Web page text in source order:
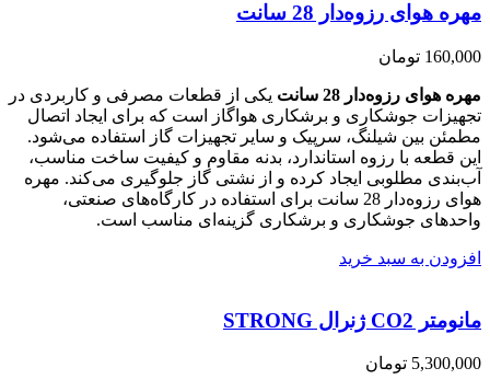
مهره هوای رزوه‌دار 28 سانت
160,000 تومان
مهره هوای رزوه‌دار 28 سانت
یکی از قطعات مصرفی و کاربردی در
تجهیزات جوشکاری و برشکاری هواگاز است که برای ایجاد اتصال
مطمئن بین شیلنگ، سرپیک و سایر تجهیزات گاز استفاده می‌شود.
این قطعه با رزوه استاندارد، بدنه مقاوم و کیفیت ساخت مناسب،
آب‌بندی مطلوبی ایجاد کرده و از نشتی گاز جلوگیری می‌کند. مهره
هوای رزوه‌دار 28 سانت برای استفاده در کارگاه‌های صنعتی،
واحدهای جوشکاری و برشکاری گزینه‌ای مناسب است.
افزودن به سبد خرید
مانومتر CO2 ژنرال STRONG
5,300,000 تومان